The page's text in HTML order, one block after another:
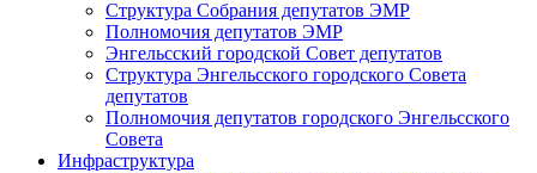
Структура Собрания депутатов ЭМР
Полномочия депутатов ЭМР
Энгельсский городской Совет депутатов
Структура Энгельсского городского Совета
депутатов
Полномочия депутатов городского Энгельсского
Совета
Инфраструктура